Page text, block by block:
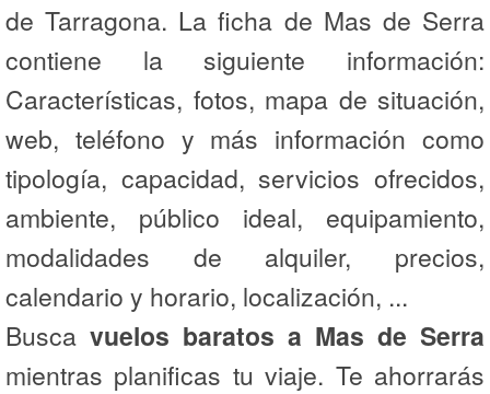
de Tarragona. La ficha de Mas de Serra
contiene la siguiente información:
Características, fotos, mapa de situación,
web, teléfono y más información como
tipología, capacidad, servicios ofrecidos,
ambiente, público ideal, equipamiento,
modalidades de alquiler, precios,
calendario y horario, localización, ...
Busca vuelos baratos a Mas de Serra
mientras planificas tu viaje. Te ahorrarás